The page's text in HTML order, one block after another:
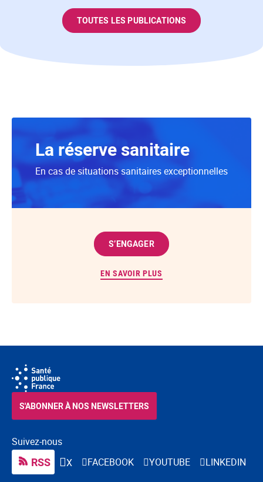
TOUTES LES PUBLICATIONS
La réserve sanitaire
En cas de situations sanitaires exceptionnelles
S’ENGAGER
EN SAVOIR PLUS
Suivez-nous
RSS X FACEBOOK YOUTUBE
LINKEDIN
S'ABONNER À NOS NEWSLETTERS